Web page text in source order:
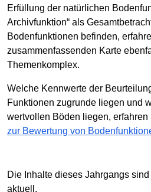
Erfüllung der natürlichen
Archivfunktion“ als
Bodenfunktionen befinden,
zusammenfassenden Karte
Themenkomplex.
Welche Kennwerte der
Funktionen zugrunde liegen und
wertvollen Böden liegen, erfahren
zur Bewertung von
Die Inhalte dieses Jahrgangs
aktuell.